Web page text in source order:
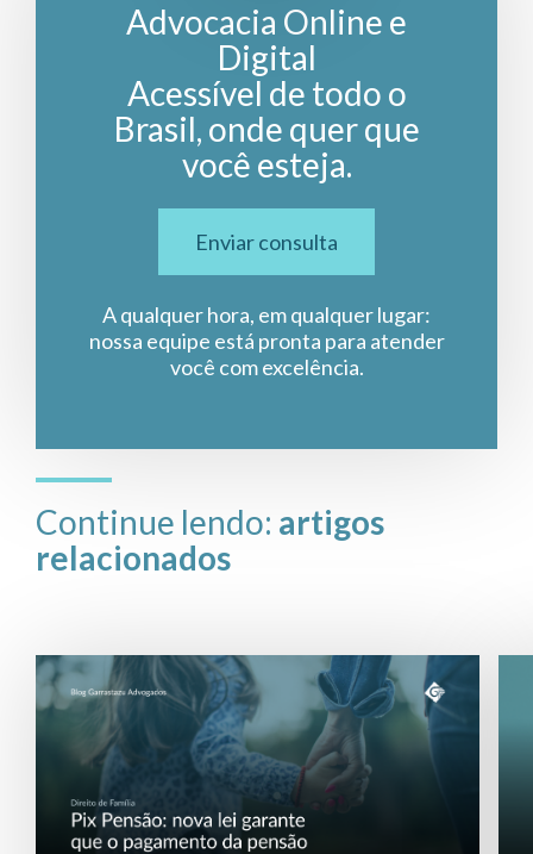
Advocacia Online e
Digital
Acessível de todo o
Brasil, onde quer que
você esteja.
Enviar consulta
A qualquer hora, em qualquer lugar:
nossa equipe está pronta para atender
você com excelência.
Continue lendo: artigos
relacionados